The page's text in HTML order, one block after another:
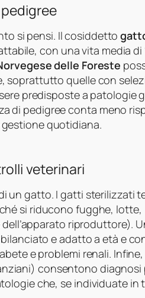
si pensi. Il cosiddetto
con una vita media di
delle Foreste
soprattutto quelle con
predisposte a patologie
di pedigree conta meno
quotidiana.
veterinari
un gatto. I gatti sterilizzati
si riducono fugghe, lotte,
riproduttore).
e adatto a età e
e problemi renali. Infine,
consentono diagnosi
che, se individuate in